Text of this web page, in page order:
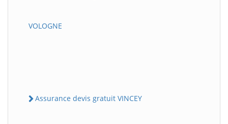
VOLOGNE
Assurance devis gratuit VINCEY